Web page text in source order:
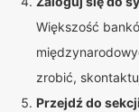
Większość
zrobić,
Przejdź do